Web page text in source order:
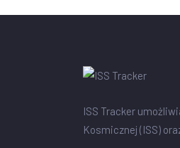
ISS Tracker
Kosmicznej (ISS)